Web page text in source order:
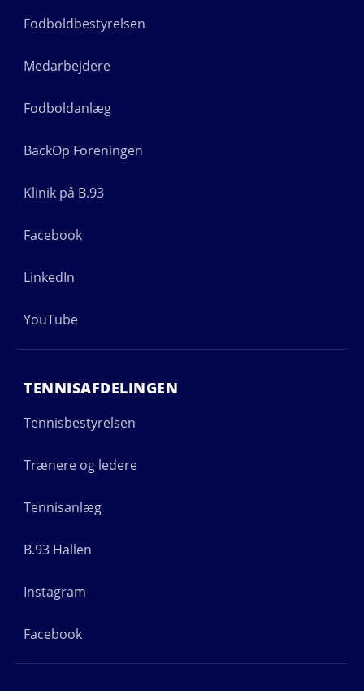
Fodboldbestyrelsen
Medarbejdere
Fodboldanlæg
BackOp Foreningen
Klinik på B.93
Facebook
LinkedIn
YouTube
TENNISAFDELINGEN
Tennisbestyrelsen
Trænere og ledere
Tennisanlæg
B.93 Hallen
Instagram
Facebook